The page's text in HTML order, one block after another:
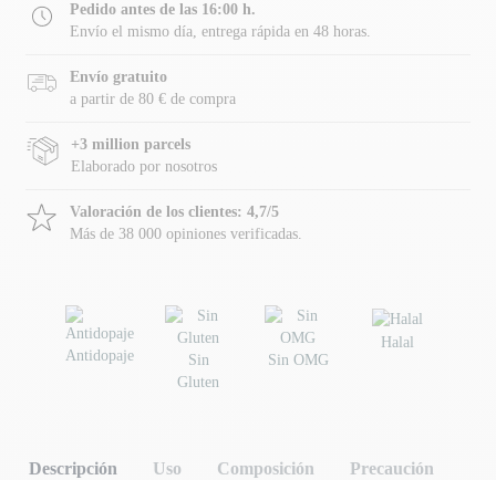
Pedido antes de las 16:00 h.
Envío el mismo día, entrega rápida en 48 horas.
Envío gratuito
a partir de 80 € de compra
+3 million parcels
Elaborado por nosotros
Valoración de los clientes: 4,7/5
Más de 38 000 opiniones verificadas.
Antidopaje
Sin
Gluten
Sin OMG
Halal
Descripción Uso Composición Precaución